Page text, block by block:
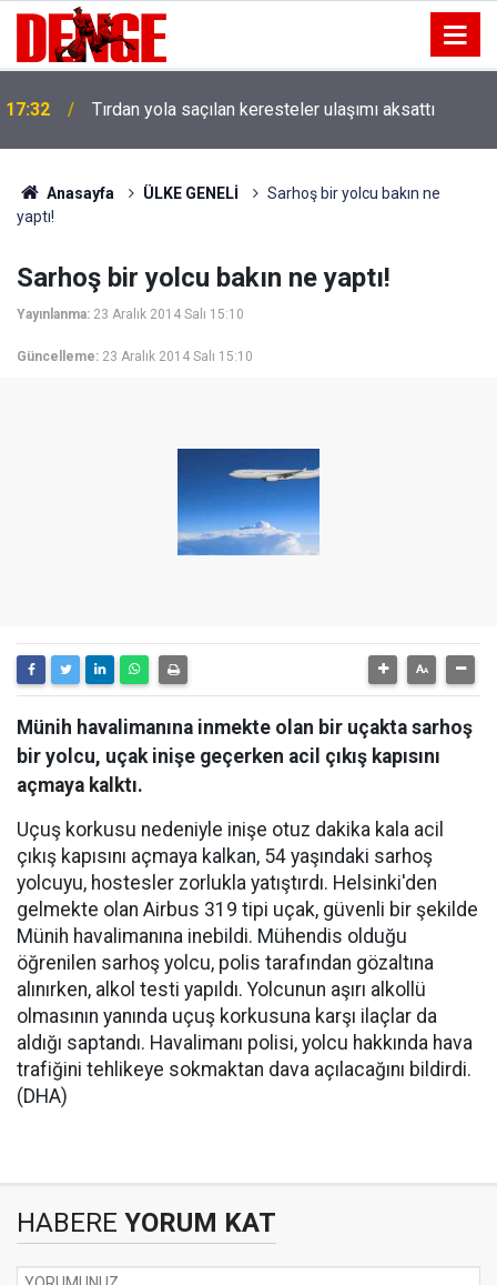
17:32 Tırdan yola saçılan keresteler ulaşımı aksattı
Anasayfa ÜLKE GENELİ
Sarhoş bir yolcu bakın ne
yaptı!
Sarhoş bir yolcu bakın ne yaptı!
Yayınlanma: 23 Aralık 2014 Salı 15:10
Güncelleme: 23 Aralık 2014 Salı 15:10
Münih havalimanına inmekte olan bir uçakta sarhoş
bir yolcu, uçak inişe geçerken acil çıkış kapısını
açmaya kalktı.
Uçuş korkusu nedeniyle inişe otuz dakika kala acil
çıkış kapısını açmaya kalkan, 54 yaşındaki sarhoş
yolcuyu, hostesler zorlukla yatıştırdı. Helsinki'den
gelmekte olan Airbus 319 tipi uçak, güvenli bir şekilde
Münih havalimanına inebildi. Mühendis olduğu
öğrenilen sarhoş yolcu, polis tarafından gözaltına
alınırken, alkol testi yapıldı. Yolcunun aşırı alkollü
olmasının yanında uçuş korkusuna karşı ilaçlar da
aldığı saptandı. Havalimanı polisi, yolcu hakkında hava
trafiğini tehlikeye sokmaktan dava açılacağını bildirdi.
(DHA)
HABERE YORUM KAT